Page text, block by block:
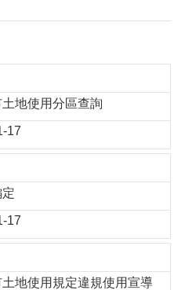
地使用分區查詢
17
17
地使用規定違規使用宣導